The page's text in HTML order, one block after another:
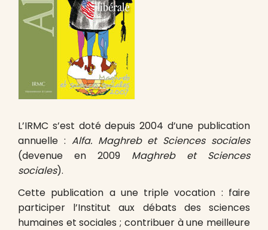
L’IRMC s’est doté depuis 2004 d’une publication
annuelle : Alfa. Maghreb et Sciences sociales
(devenue en 2009 Maghreb et Sciences
sociales).
Cette publication a une triple vocation : faire
participer l’Institut aux débats des sciences
humaines et sociales ; contribuer à une meilleure